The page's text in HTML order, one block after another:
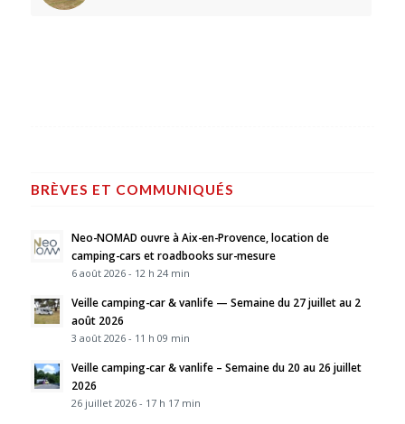
BRÈVES ET COMMUNIQUÉS
Neo-NOMAD ouvre à Aix-en-Provence, location de
camping-cars et roadbooks sur-mesure
6 août 2026 - 12 h 24 min
Veille camping-car & vanlife — Semaine du 27 juillet au 2
août 2026
3 août 2026 - 11 h 09 min
Veille camping-car & vanlife – Semaine du 20 au 26 juillet
2026
26 juillet 2026 - 17 h 17 min